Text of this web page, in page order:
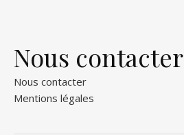
Nous contacter
Nous contacter
Mentions légales